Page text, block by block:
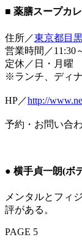
■ 薬膳スープカ
住所／東京都目
営業時間／11:30
定休／日・月曜
※ランチ、ディ
HP／http://
予約・お問い合
● 横手貞一朗(ボ
メンタルとフィ
評がある。
PAGE 5